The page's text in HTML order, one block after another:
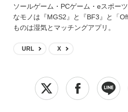
ソールゲーム・PCゲーム・eスポー
なモノは『MGS2』と『BF3』と「
ものは湿気とマッチングアプリ。
URL X